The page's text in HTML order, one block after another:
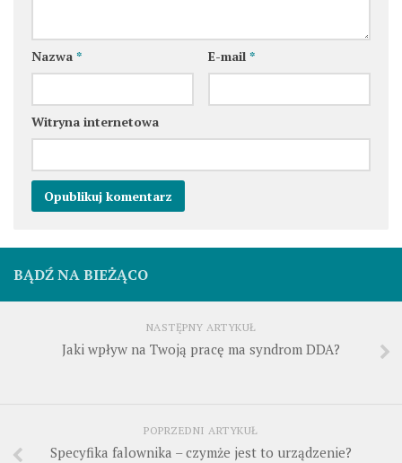
Nazwa * E-mail *
Witryna internetowa
BĄDŹ NA BIEŻĄCO
NASTĘPNY ARTYKUŁ
Jaki wpływ na Twoją pracę ma syndrom DDA?
POPRZEDNI ARTYKUŁ
Specyfika falownika – czymże jest to urządzenie?